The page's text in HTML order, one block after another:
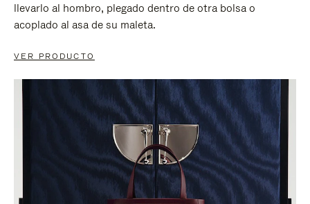
llevarlo al hombro, plegado dentro de otra bolsa o
acoplado al asa de su maleta.
VER PRODUCTO